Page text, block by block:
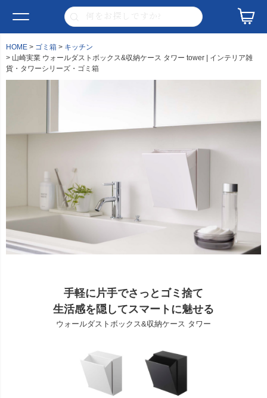
HOME ゴミ箱
キッチン
山崎実業 ウォールダストボックス&収納ケース タワー tower | インテリア雑
貨・タワーシリーズ・ゴミ箱
手軽に片手でさっとゴミ捨て
生活感を隠してスマートに魅せる
ウォールダストボックス&収納ケース タワー